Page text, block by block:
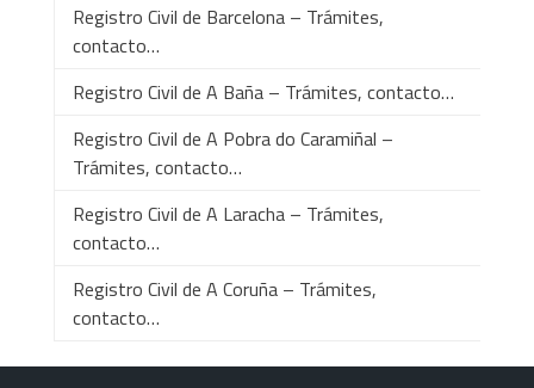
Registro Civil de Barcelona – Trámites,
contacto…
Registro Civil de A Baña – Trámites, contacto…
Registro Civil de A Pobra do Caramiñal –
Trámites, contacto…
Registro Civil de A Laracha – Trámites,
contacto…
Registro Civil de A Coruña – Trámites,
contacto…